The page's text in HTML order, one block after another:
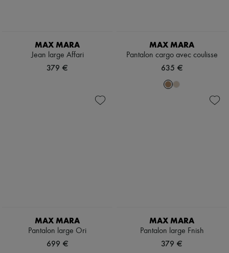
MAX MARA
Jean large Affari
379 €
MAX MARA
Pantalon cargo avec coulisse
635 €
MAX MARA
Pantalon large Ori
699 €
MAX MARA
Pantalon large Fnish
379 €